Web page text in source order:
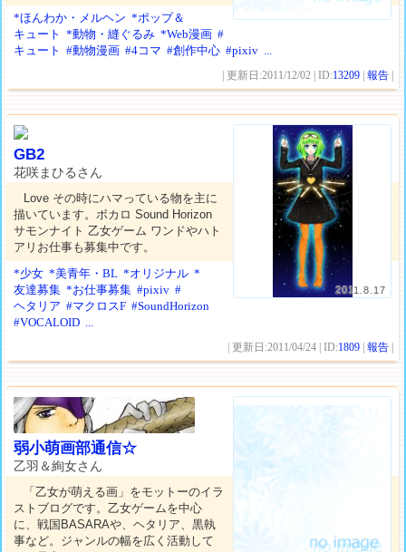
*ほんわか・メルヘン *ポップ＆
キュート
*動物・縫ぐるみ *Web漫画 #
キュート
#動物漫画 #4コマ #創作中心 #pixiv ...
| 更新日:2011/12/02 | ID:13209 |報告
2011.8.17
GB2
花咲まひるさん
Love その時にハマっている物を主に
描いています。ボカロ Sound Horizon
サモンナイト 乙女ゲーム ワンドやハト
アリお仕事も募集中です。
*少女 *美青年・BL *オリジナル *
友達募集 *お仕事募集 #pixiv #
ヘタリア #マクロスF #SoundHorizon
#VOCALOID ...
| 更新日:2011/04/24 | ID:1809 |報告
弱小萌画部通信☆
乙羽＆絢女さん
「乙女が萌える画」をモットーのイラ
ストブログです。乙女ゲームを中心
に、戦国BASARAや、ヘタリア、黒執
事など。ジャンルの幅を広く活動して